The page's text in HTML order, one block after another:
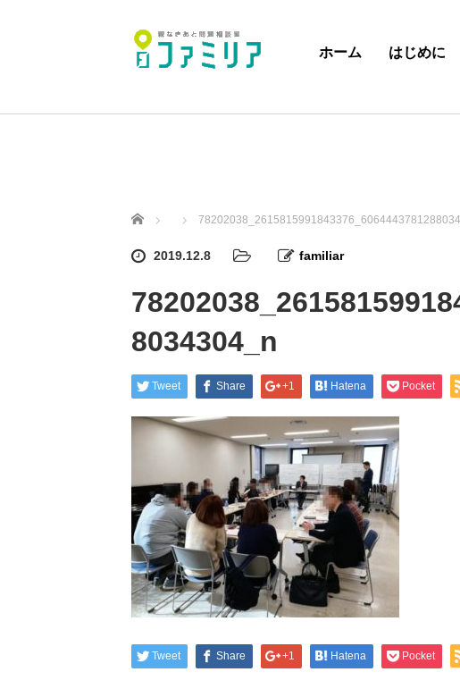
ホーム はじめに
ホーム
2019.12.8 familiar
8034304_n
Tweet Share +1 Hatena Pocket
Tweet Share +1 Hatena Pocket